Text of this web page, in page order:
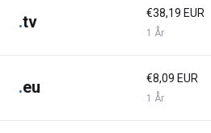
.tv €38,19 EUR
1 År
.eu €8,09 EUR
1 År